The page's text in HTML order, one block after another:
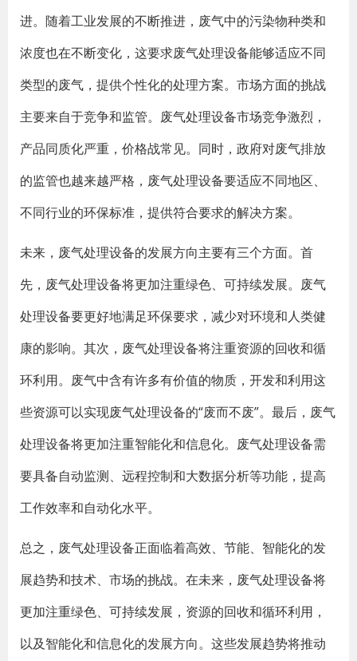
进。随着工业发展的不断推进，废气中的污染物种类和
浓度也在不断变化，这要求废气处理设备能够适应不同
类型的废气，提供个性化的处理方案。市场方面的挑战
主要来自于竞争和监管。废气处理设备市场竞争激烈，
产品同质化严重，价格战常见。同时，政府对废气排放
的监管也越来越严格，废气处理设备要适应不同地区、
不同行业的环保标准，提供符合要求的解决方案。
未来，废气处理设备的发展方向主要有三个方面。首
先，废气处理设备将更加注重绿色、可持续发展。废气
处理设备要更好地满足环保要求，减少对环境和人类健
康的影响。其次，废气处理设备将注重资源的回收和循
环利用。废气中含有许多有价值的物质，开发和利用这
些资源可以实现废气处理设备的“废而不废”。最后，废气
处理设备将更加注重智能化和信息化。废气处理设备需
要具备自动监测、远程控制和大数据分析等功能，提高
工作效率和自动化水平。
总之，废气处理设备正面临着高效、节能、智能化的发
展趋势和技术、市场的挑战。在未来，废气处理设备将
更加注重绿色、可持续发展，资源的回收和循环利用，
以及智能化和信息化的发展方向。这些发展趋势将推动